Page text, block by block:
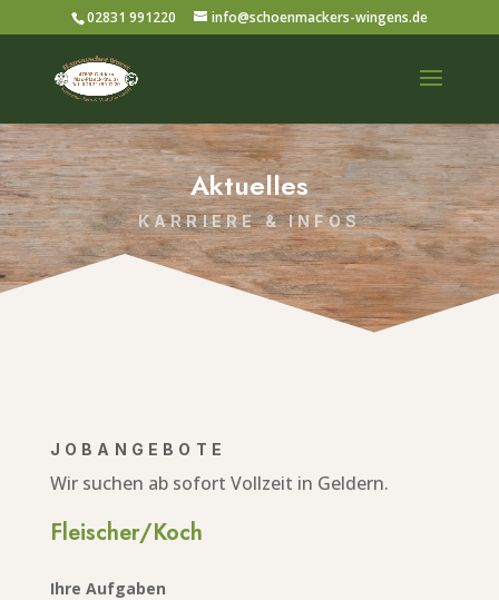
02831 991220 info@schoenmackers-wingens.de
KARRIERE & INFOS
Aktuelles
JOBANGEBOTE
Wir suchen ab sofort Vollzeit in Geldern.
Fleischer/Koch
Ihre Aufgaben